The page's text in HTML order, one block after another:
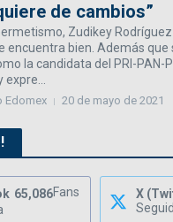
de cambios”
Zudikey
encuentra bien. Además que
la candidata del PRI-PAN-
expre...
Edomex 20 de mayo de 2021
65,086Fans
X